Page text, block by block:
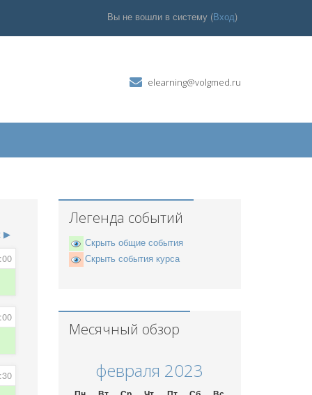
Вы не вошли в систему (Вход)
elearning@volgmed.ru
▶
Легенда событий
Скрыть общие события
Скрыть события курса
Месячный обзор
февраля 2023